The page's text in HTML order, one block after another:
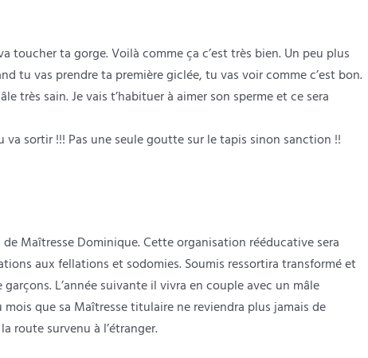
toucher ta gorge. Voilà comme ça c’est très bien. Un peu plus
tu vas prendre ta première giclée, tu vas voir comme c’est bon.
très sain. Je vais t’habituer à aimer son sperme et ce sera
va sortir !!! Pas une seule goutte sur le tapis sinon sanction !!
Maîtresse Dominique. Cette organisation rééducative sera
aux fellations et sodomies. Soumis ressortira transformé et
L’année suivante il vivra en couple avec un mâle
que sa Maîtresse titulaire ne reviendra plus jamais de
route survenu à l’étranger.